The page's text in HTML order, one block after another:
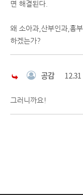
면 해결된다.
왜 소아과,산부인과,흉
하겠는가?
공감
그러니까요!